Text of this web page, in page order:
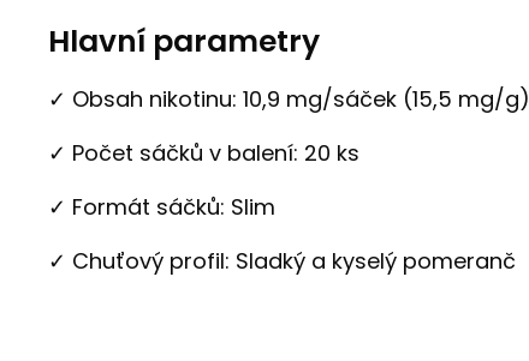
Hlavní parametry
✓ Obsah nikotinu: 10,9 mg/sáček (15,5 mg/g)
✓ Počet sáčků v balení: 20 ks
✓ Formát sáčků: Slim
✓ Chuťový profil: Sladký a kyselý pomeranč